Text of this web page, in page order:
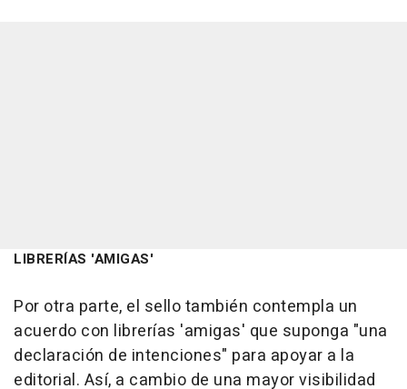
LIBRERÍAS 'AMIGAS'
Por otra parte, el sello también contempla un
acuerdo con librerías 'amigas' que suponga "una
declaración de intenciones" para apoyar a la
editorial. Así, a cambio de una mayor visibilidad